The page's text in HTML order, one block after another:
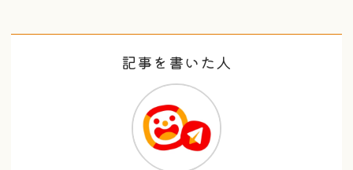
記事を書いた人